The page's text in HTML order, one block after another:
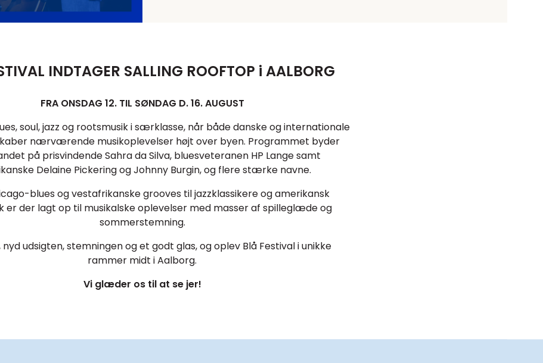
INDTAGER SALLING ROOFTOP i AALBORG
FRA ONSDAG 12. TIL SØNDAG D. 16. AUGUST
soul, jazz og rootsmusik i særklasse, når både danske og internationale
nærværende musikoplevelser højt over byen. Programmet byder
på prisvindende Sahra da Silva, bluesveteranen HP Lange samt
Delaine Pickering og Johnny Burgin, og flere stærke navne.
blues og vestafrikanske grooves til jazzklassikere og amerikansk
er der lagt op til musikalske oplevelser med masser af spilleglæde og
sommerstemning.
nyd udsigten, stemningen og et godt glas, og oplev Blå Festival i unikke
rammer midt i Aalborg.
Vi glæder os til at se jer!